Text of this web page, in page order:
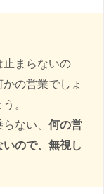
止まらないの
の営業でしょ
。
ない、 何の営
ので、無視し